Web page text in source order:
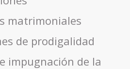
matrimoniales
de prodigalidad
impugnación de la